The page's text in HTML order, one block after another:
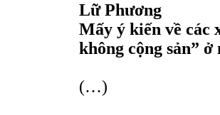
Lữ Phương
Mấy ý kiến về các
không cộng sản”
(…)